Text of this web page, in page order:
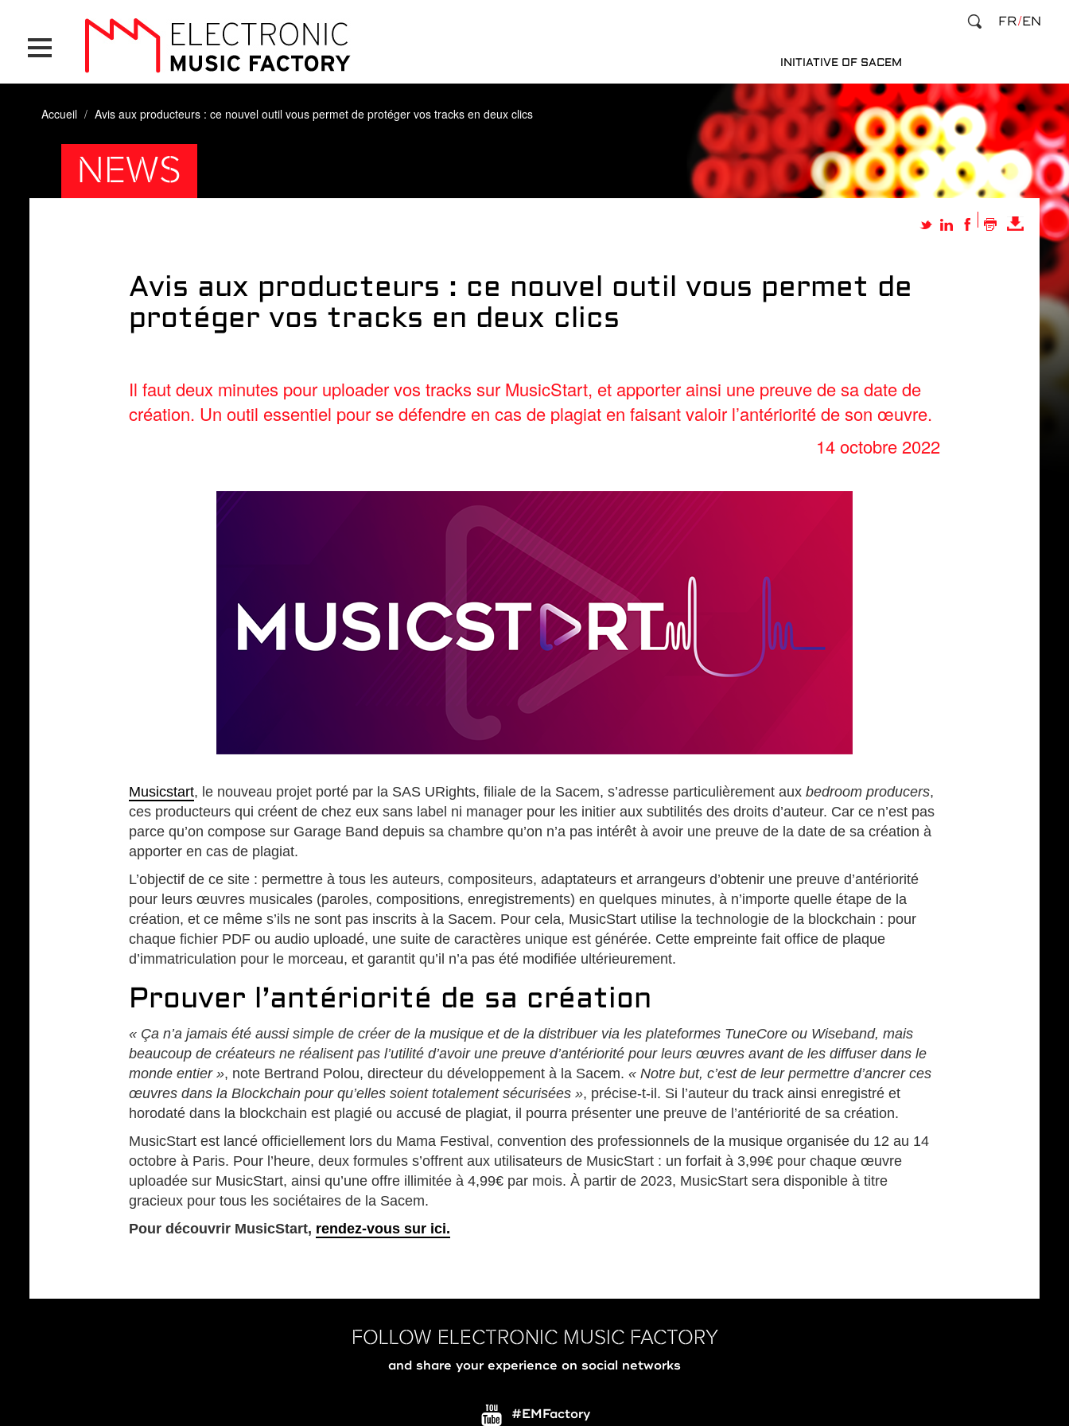
content
INITIATIVE OF SACEM
FR EN
Accueil Avis aux producteurs : ce nouvel outil vous permet de protéger vos tracks en deux clics
NEWS
Avis aux producteurs : ce nouvel outil vous permet de
protéger vos tracks en deux clics
Il faut deux minutes pour uploader vos tracks sur MusicStart, et apporter ainsi une preuve de sa date de
création. Un outil essentiel pour se défendre en cas de plagiat en faisant valoir l’antériorité de son œuvre.
14 octobre 2022
Musicstart, le nouveau projet porté par la SAS URights, filiale de la Sacem, s’adresse particulièrement aux bedroom producers,
ces producteurs qui créent de chez eux sans label ni manager pour les initier aux subtilités des droits d’auteur. Car ce n’est pas
parce qu’on compose sur Garage Band depuis sa chambre qu’on n’a pas intérêt à avoir une preuve de la date de sa création à
apporter en cas de plagiat.
L’objectif de ce site : permettre à tous les auteurs, compositeurs, adaptateurs et arrangeurs d’obtenir une preuve d’antériorité
pour leurs œuvres musicales (paroles, compositions, enregistrements) en quelques minutes, à n’importe quelle étape de la
création, et ce même s’ils ne sont pas inscrits à la Sacem. Pour cela, MusicStart utilise la technologie de la blockchain : pour
chaque fichier PDF ou audio uploadé, une suite de caractères unique est générée. Cette empreinte fait office de plaque
d’immatriculation pour le morceau, et garantit qu’il n’a pas été modifiée ultérieurement.
Prouver l’antériorité de sa création
« Ça n’a jamais été aussi simple de créer de la musique et de la distribuer via les plateformes TuneCore ou Wiseband, mais
beaucoup de créateurs ne réalisent pas l’utilité d’avoir une preuve d’antériorité pour leurs œuvres avant de les diffuser dans le
monde entier », note Bertrand Polou, directeur du développement à la Sacem. « Notre but, c’est de leur permettre d’ancrer ces
œuvres dans la Blockchain pour qu’elles soient totalement sécurisées », précise-t-il. Si l’auteur du track ainsi enregistré et
horodaté dans la blockchain est plagié ou accusé de plagiat, il pourra présenter une preuve de l’antériorité de sa création.
MusicStart est lancé officiellement lors du Mama Festival, convention des professionnels de la musique organisée du 12 au 14
octobre à Paris. Pour l’heure, deux formules s’offrent aux utilisateurs de MusicStart : un forfait à 3,99€ pour chaque œuvre
uploadée sur MusicStart, ainsi qu’une offre illimitée à 4,99€ par mois. À partir de 2023, MusicStart sera disponible à titre
gracieux pour tous les sociétaires de la Sacem.
Pour découvrir MusicStart, rendez-vous sur ici.
FOLLOW ELECTRONIC MUSIC FACTORY
and share your experience on social networks
#EMFactory